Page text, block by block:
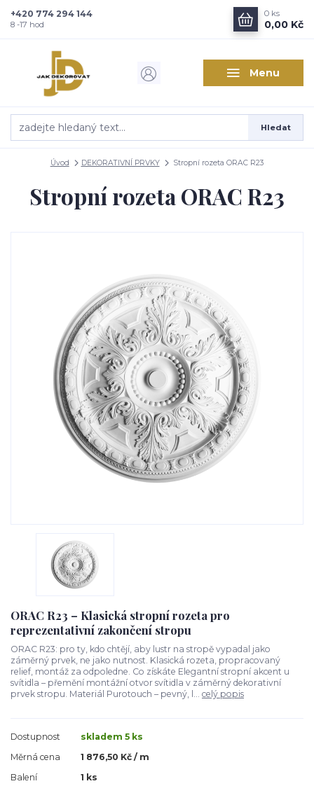
Menu
Hledat
+420 774 294 144
8 -17 hod
0 ks
0,00 Kč
Úvod DEKORATIVNÍ PRVKY Stropní rozeta ORAC R23
Stropní rozeta ORAC R23
ORAC R23 – Klasická stropní rozeta pro
reprezentativní zakončení stropu
ORAC R23: pro ty, kdo chtějí, aby lustr na stropě vypadal jako
záměrný prvek, ne jako nutnost. Klasická rozeta, propracovaný
relief, montáž za odpoledne. Co získáte Elegantní stropní akcent u
svítidla – přemění montážní otvor svítidla v záměrný dekorativní
prvek stropu. Materiál Purotouch – pevný, l... celý popis
Dostupnost
skladem 5 ks
Měrná cena
1 876,50 Kč / m
Balení
1 ks